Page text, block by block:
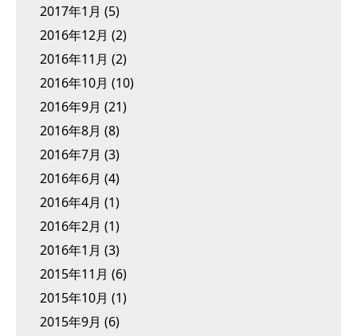
2017年1月 (5)
2016年12月 (2)
2016年11月 (2)
2016年10月 (10)
2016年9月 (21)
2016年8月 (8)
2016年7月 (3)
2016年6月 (4)
2016年4月 (1)
2016年2月 (1)
2016年1月 (3)
2015年11月 (6)
2015年10月 (1)
2015年9月 (6)